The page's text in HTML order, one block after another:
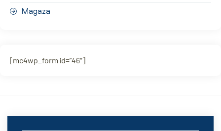
Magaza
[mc4wp_form id=”46″]